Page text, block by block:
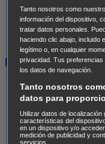
No hay próximas
en este canal.
Programación
Narra la dramática
de la Organización
en 1999, donde unos
caos en la ciudad.
Tanto nosotros como
información del dispositivo,
tratar datos personales.
haciendo clic abajo, incluido
legítimo o, en cualquier
privacidad. Tus
los datos de navegación.
Tanto nosotros
datos para
Utilizar datos de localización
características del
en un dispositivo y/o
medición de publicidad y
servicios.